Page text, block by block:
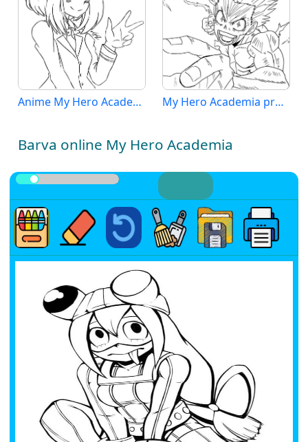
Anime My Hero Academia My Hero Academia pro 3leté Děti
Barva online My Hero Academia